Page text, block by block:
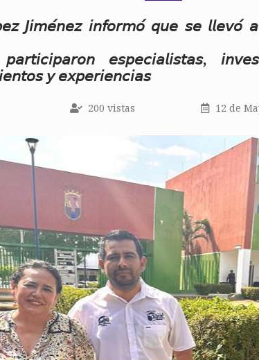
𝘑𝘪𝘮𝘦́𝘯𝘦𝘻 𝘪𝘯𝘧𝘰𝘳𝘮𝘰́ 𝘲𝘶𝘦 𝘴𝘦
𝘦𝘴𝘱𝘦𝘤𝘪𝘢𝘭𝘪𝘴𝘵𝘢𝘴,
𝘺 𝘦𝘹𝘱𝘦𝘳𝘪𝘦𝘯𝘤𝘪𝘢𝘴
200 vistas 12 de